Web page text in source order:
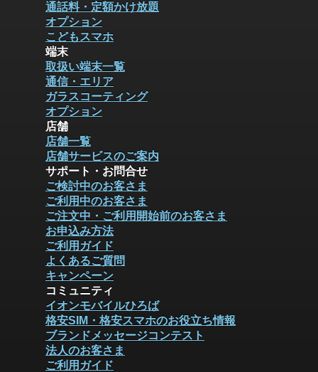
通話料・定額かけ放題
オプション
こどもスマホ
端末
取扱い端末一覧
通信・エリア
ガラスコーティング
オプション
店舗
店舗一覧
店舗サービスのご案内
サポート・お問合せ
ご検討中のお客さま
ご利用中のお客さま
ご注文中・ご利用開始前のお客さま
お申込み方法
ご利用ガイド
よくあるご質問
キャンペーン
コミュニティ
イオンモバイルひろば
格安SIM・格安スマホのお役立ち情報
ブランドメッセージコンテスト
法人のお客さま
ご利用ガイド